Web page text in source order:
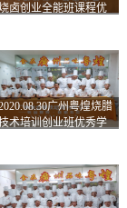
卤创业全能班课程优
广州粤煌烧腊
术培训创业班优秀学